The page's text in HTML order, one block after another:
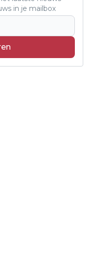
in je mailbox